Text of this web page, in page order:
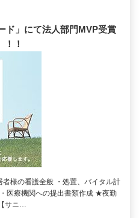
ド」にて法人部門MVP受賞
！！
様の看護全般 ・処置、バイタル計
医療機関への提出書類作成 ★夜勤
サニ…